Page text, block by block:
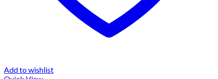
Add to wishlist